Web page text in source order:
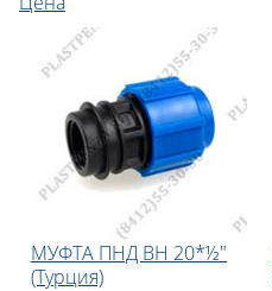
МУФТА ПНД ВН 20*½"
(Турция)